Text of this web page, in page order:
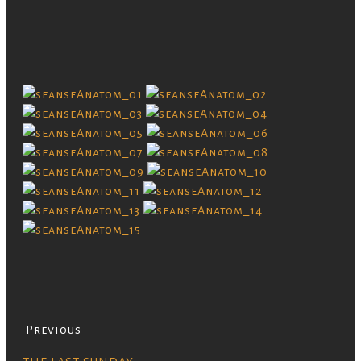
Previous